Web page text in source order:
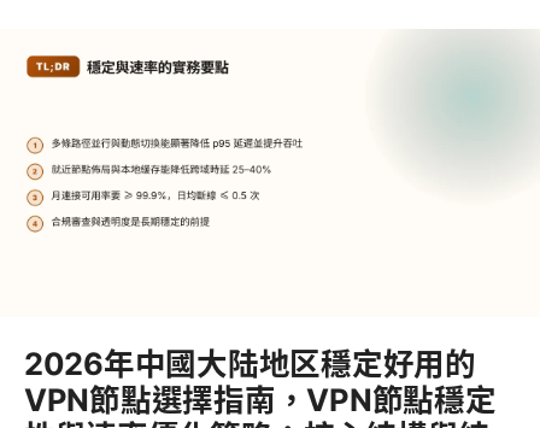
2026年中國大陆地区穩定好用的
VPN節點選擇指南，VPN節點穩定